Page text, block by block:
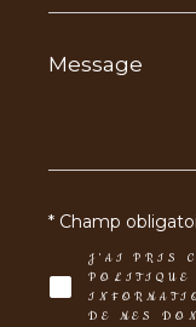
Message
*
J'AI PRIS
POLITIQUE
DE MES
* Champ